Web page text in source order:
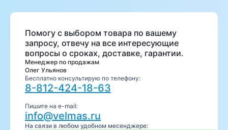
Помогу с выбором товара по вашему
запросу, отвечу на все интересующие
вопросы о сроках, доставке, гарантии.
Менеджер по продажам
Олег Ульянов
Бесплатно консультирую по телефону:
8-812-424-18-63
Пишите на e-mail:
info@velmas.ru
На связи в любом удобном месенджере: